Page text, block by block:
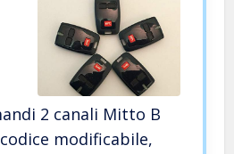
2 canali Mitto B
codice modificabile,